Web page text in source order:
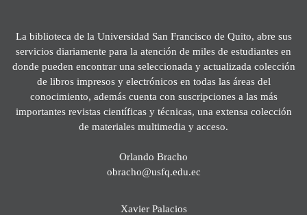
La biblioteca de la Universidad San Francisco de Quito, abre sus
servicios diariamente para la atención de miles de estudiantes en
donde pueden encontrar una seleccionada y actualizada colección
de libros impresos y electrónicos en todas las áreas del
conocimiento, además cuenta con suscripciones a las más
importantes revistas científicas y técnicas, una extensa colección
de materiales multimedia y acceso.
Orlando Bracho
obracho@usfq.edu.ec
Xavier Palacios